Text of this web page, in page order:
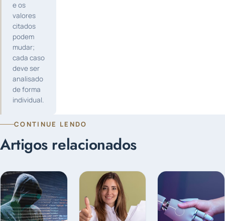
e os
valores
citados
podem
mudar;
cada caso
deve ser
analisado
de forma
individual.
CONTINUE LENDO
Artigos relacionados